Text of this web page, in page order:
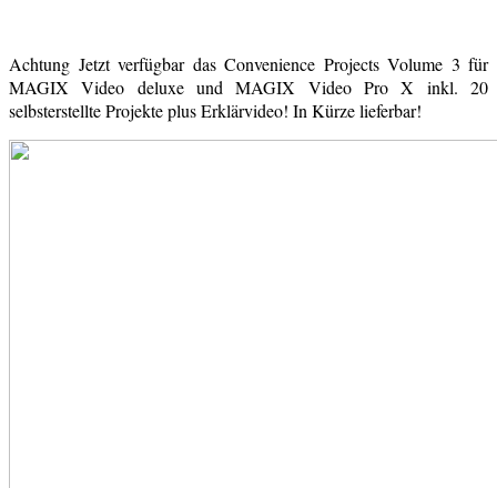
Achtung Jetzt verfügbar das Convenience Projects Volume 3 für
MAGIX Video deluxe und MAGIX Video Pro X inkl. 20
selbsterstellte Projekte plus Erklärvideo! In Kürze lieferbar!